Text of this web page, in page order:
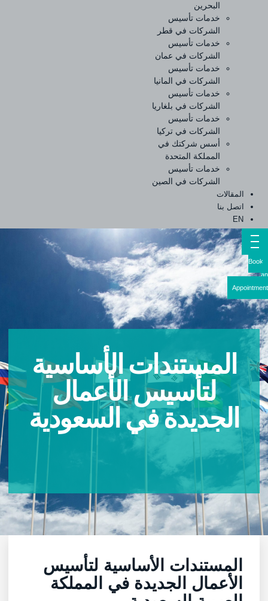
البحرين
خدمات تأسيس
الشركات في قطر
خدمات تأسيس
الشركات في عمان
خدمات تأسيس
الشركات في المانيا
خدمات تأسيس
الشركات في بلغاريا
خدمات تأسيس
الشركات في تركيا
أسس شركتك في
المملكة المتحدة
خدمات تأسيس
الشركات في الصين
المقالات
اتصل بنا
EN
المستندات الأساسية
لتأسيس الأعمال
الجديدة في السعودية
المستندات الأساسية لتأسيس
الأعمال الجديدة في المملكة